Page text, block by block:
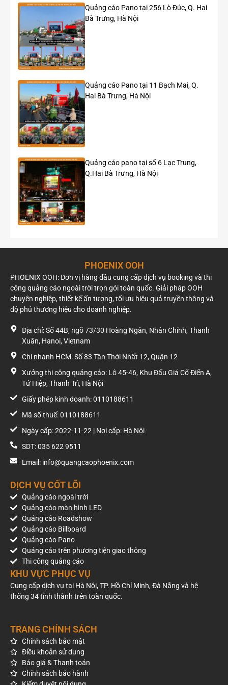
thống
chiếu
sáng
10 đèn LED công suất 100W
Thời
chiếu
sáng
18:00 – 22:00 mỗi ngày
Giá
thuê
tham
khảo
1.650.000.000 VNĐ/năm (chưa bao gồm VAT)
Vì sao pano hai mặt mang lại lợi thế?
Điểm nổi bật của vị trí này là hai mặt quảng cáo hoạt động
đồng thời, cho phép thương hiệu tiếp cận phương tiện từ
nhiều hướng lưu thông tại cùng một nút giao.
Điều này giúp gia tăng số lượt hiển thị và nâng cao hiệu quả
của các chiến dịch cần độ phủ thương hiệu rộng.
Môi trường xung quanh tạo thêm nhiều điểm
chạm
Ngoài lưu lượng giao thông lớn, khu vực còn có mật độ hoạt
động thương mại ổn định với nhiều cửa hàng vật liệu xây
dựng, ngân hàng, trường học và khu dân cư. Người tham gia
giao thông thường xuyên quay lại tuyến đường này trong
quá trình đi làm, học tập hoặc giao dịch, tạo điều kiện để
thương hiệu được nhìn thấy nhiều lần.
Đối với quảng cáo ngoài trời, tần suất tiếp xúc lặp lại là yếu tố
quan trọng giúp tăng khả năng ghi nhớ thương hiệu mà
không cần thay đổi thông điệp liên tục.
Báo giá pano quảng cáo tại ngã tư Kim Ngưu –
Lạc Trung – Thanh Nhàn
Mức giá tham khảo của pano là 1.650.000.000 VNĐ/năm
(chưa bao gồm VAT). Chi phí thực tế có thể thay đổi theo thời
điểm triển khai, thời hạn hợp đồng và tình trạng khai thác vị
trí.
Nếu doanh nghiệp cần báo giá mới nhất, đánh giá hiệu quả
giữa các vị trí một mặt và hai mặt hoặc xây dựng kế hoạch
phủ pano trên trục Kim Ngưu – Minh Khai – Lạc Trung,
Phoenix OOH có thể hỗ trợ tư vấn, khảo sát và đề xuất
phương án quảng cáo ngoài trời phù hợp với mục tiêu truyền
thông.
Quảng cáo Pano tại 256 Lò Đúc, Q. Hai
Bà Trưng, Hà Nội
Quảng cáo Pano tại 11 Bạch Mai, Q.
Hai Bà Trưng, Hà Nội
Quảng cáo pano tại số 6 Lạc Trung,
Q.Hai Bà Trưng, Hà Nội
PHOENIX OOH
PHOENIX OOH: Đơn vị hàng đầu cung cấp dịch vụ booking và thi
công quảng cáo ngoài trời trọn gói toàn quốc. Giải pháp OOH
chuyên nghiệp, thiết kế ấn tượng, tối ưu hiệu quả truyền thông và
độ phủ thương hiệu cho doanh nghiệp.
Địa chỉ: Số 44B, ngõ 73/30 Hoàng Ngân, Nhân Chính, Thanh
Xuân, Hanoi, Vietnam
Chi nhánh HCM: Số 83 Tân Thới Nhất 12, Quận 12
Xưởng thi công quảng cáo: Lô 45-46, Khu Đấu Giá Cổ Điển A,
Tứ Hiệp, Thanh Trì, Hà Nội
Giấy phép kinh doanh: 0110188611
Mã số thuế: 0110188611
Ngày cấp: 2022-11-22 | Nơi cấp: Hà Nội
SDT: 035 622 9511
Email: info@quangcaophoenix.com
DỊCH VỤ CỐT LÕI
Quảng cáo ngoài trời
Quảng cáo màn hình LED
Quảng cáo Roadshow
Quảng cáo Billboard
Quảng cáo Pano
Quảng cáo trên phương tiện giao thông
Thi công quảng cáo
KHU VỰC PHỤC VỤ
Cung cấp dịch vụ tại Hà Nội, TP. Hồ Chí Minh, Đà Nẵng và hệ
thống 34 tỉnh thành trên toàn quốc.
TRANG CHÍNH SÁCH
Chính sách bảo mật
Điều khoản sử dụng
Báo giá & Thanh toán
Chính sách bảo hành